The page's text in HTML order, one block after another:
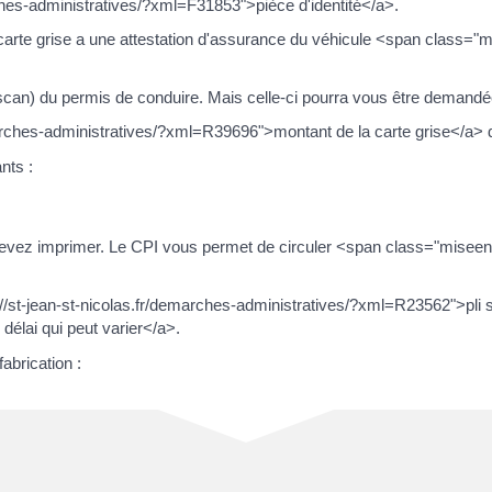
administratives/?xml=F31853">pièce d'identité</a>.
grise a une attestation d'assurance du véhicule <span
du permis de conduire. Mais celle-ci pourra vous être
administratives/?xml=R39696">montant de la carte grise</a>
:
imprimer. Le CPI vous permet de circuler <span
jean-st-nicolas.fr/demarches-administratives/
qui peut varier</a>.
: